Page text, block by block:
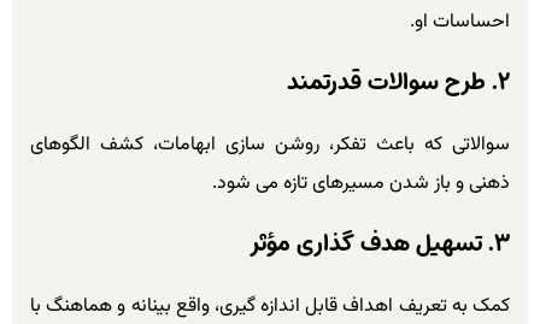
احساسات او.
۲. طرح سوالات قدرتمند
سوالاتی که باعث تفکر، روشن سازی ابهامات، کشف الگوهای
ذهنی و باز شدن مسیرهای تازه می شود.
۳. تسهیل هدف گذاری مؤثر
کمک به تعریف اهداف قابل اندازه گیری، واقع بینانه و هماهنگ با